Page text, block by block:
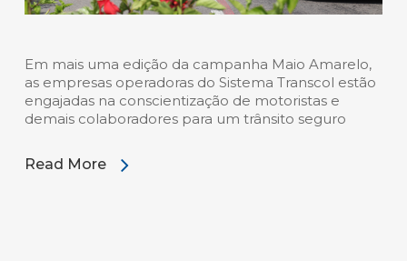
Em mais uma edição da campanha Maio Amarelo,
as empresas operadoras do Sistema Transcol estão
engajadas na conscientização de motoristas e
demais colaboradores para um trânsito seguro
Read More